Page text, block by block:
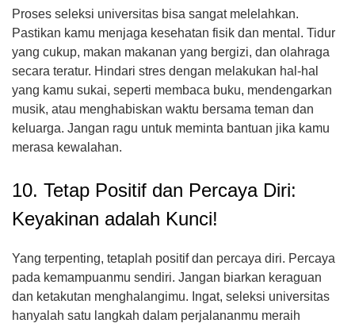
Proses seleksi universitas bisa sangat melelahkan.
Pastikan kamu menjaga kesehatan fisik dan mental. Tidur
yang cukup, makan makanan yang bergizi, dan olahraga
secara teratur. Hindari stres dengan melakukan hal-hal
yang kamu sukai, seperti membaca buku, mendengarkan
musik, atau menghabiskan waktu bersama teman dan
keluarga. Jangan ragu untuk meminta bantuan jika kamu
merasa kewalahan.
10. Tetap Positif dan Percaya Diri:
Keyakinan adalah Kunci!
Yang terpenting, tetaplah positif dan percaya diri. Percaya
pada kemampuanmu sendiri. Jangan biarkan keraguan
dan ketakutan menghalangimu. Ingat, seleksi universitas
hanyalah satu langkah dalam perjalananmu meraih